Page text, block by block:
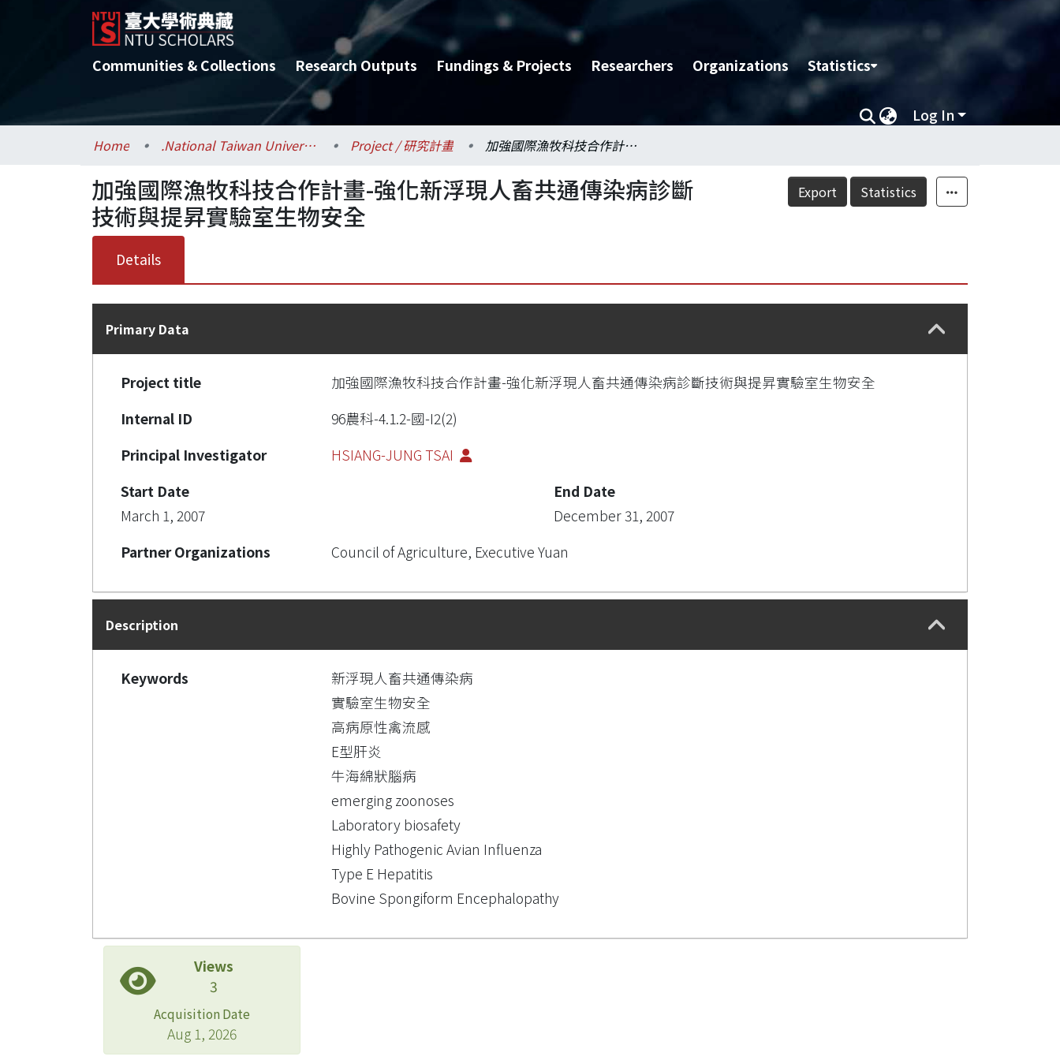
Communities & Collections Research Outputs Fundings & Projects Researchers Organizations Statistics
Log In
Home .National Taiwan University / 國立臺灣大學 Project / 研究計畫 加強國際漁牧科技合作計畫-強化新浮現人畜共通傳染病診斷技術與提昇實驗室生物安全
Export Statistics
加強國際漁牧科技合作計畫-強化新浮現人畜共通傳染病診斷
技術與提昇實驗室生物安全
Details
Primary Data
Project title
加強國際漁牧科技合作計畫-強化新浮現人畜共通傳染病診斷技術與提昇實驗室生物安全
Internal ID
96農科-4.1.2-國-I2(2)
Principal Investigator
HSIANG-JUNG TSAI
Start Date
March 1, 2007
End Date
December 31, 2007
Partner Organizations
Council of Agriculture, Executive Yuan
Description
Keywords
新浮現人畜共通傳染病
實驗室生物安全
高病原性禽流感
E型肝炎
牛海綿狀腦病
emerging zoonoses
Laboratory biosafety
Highly Pathogenic Avian Influenza
Type E Hepatitis
Bovine Spongiform Encephalopathy
Views
3
Acquisition Date
Aug 1, 2026